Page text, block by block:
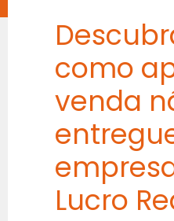
como
venda
Lucro